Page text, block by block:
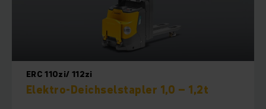
ERC 110zi/ 112zi
Elektro-Deichselstapler 1,0 – 1,2t